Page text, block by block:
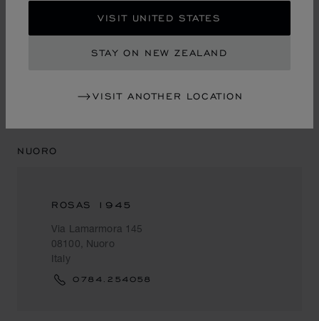
VISIT UNITED STATES
STAY ON NEW ZEALAND
VISIT ANOTHER LOCATION
TRUCCHI
NUORO
ROSAS 1945
Via Lamarmora 145
08100, Nuoro
Italy
0784.254058